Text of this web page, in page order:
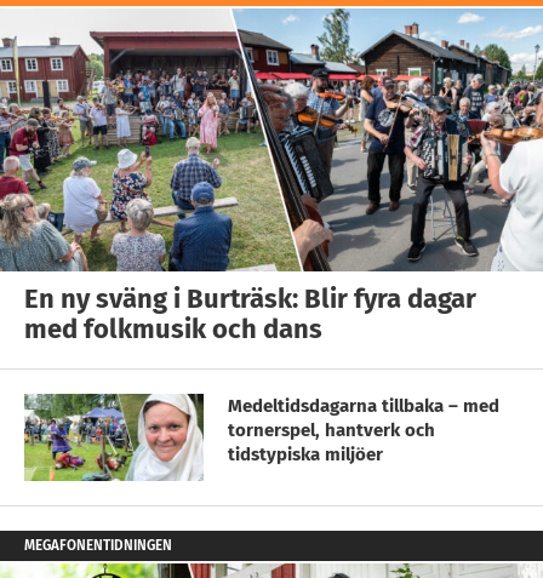
En ny sväng i Burträsk: Blir fyra dagar
med folkmusik och dans
Medeltidsdagarna tillbaka – med
tornerspel, hantverk och
tidstypiska miljöer
MEGAFONENTIDNINGEN